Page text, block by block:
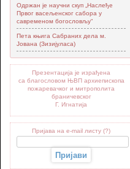
Одржан је научни скуп „Наслеђе
Првог васељенског сабора у
савременом богословљу“
Пета књига Сабраних дела м.
Јована (Зизијуласа)
Презентација је израђена
са благословом ЊВП архиепископа
пожаревачког и митрополита
браничевског
Г. Игнатија
Пријава на e-mail листу (?)